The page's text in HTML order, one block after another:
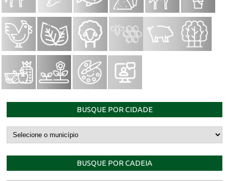
BUSQUE POR CIDADE
BUSQUE POR CADEIA